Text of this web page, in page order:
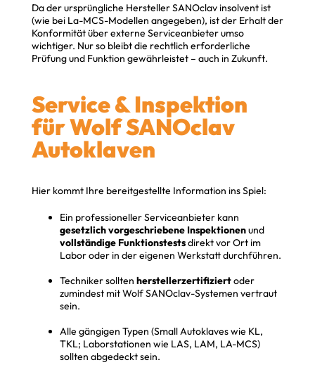
Da der ursprüngliche Hersteller SANOclav insolvent ist
(wie bei La-MCS-Modellen angegeben), ist der Erhalt der
Konformität über externe Serviceanbieter umso
wichtiger. Nur so bleibt die rechtlich erforderliche
Prüfung und Funktion gewährleistet – auch in Zukunft.
Service & Inspektion
für Wolf SANOclav
Autoklaven
Hier kommt Ihre bereitgestellte Information ins Spiel:
Ein professioneller Serviceanbieter kann
gesetzlich vorgeschriebene Inspektionenund
vollständige Funktionstestsdirekt vor Ort im
Labor oder in der eigenen Werkstatt durchführen.
Techniker sollten herstellerzertifiziertoder
zumindest mit Wolf SANOclav-Systemen vertraut
sein.
Alle gängigen Typen (Small Autoklaves wie KL,
TKL; Laborstationen wie LAS, LAM, LA-MCS)
sollten abgedeckt sein.